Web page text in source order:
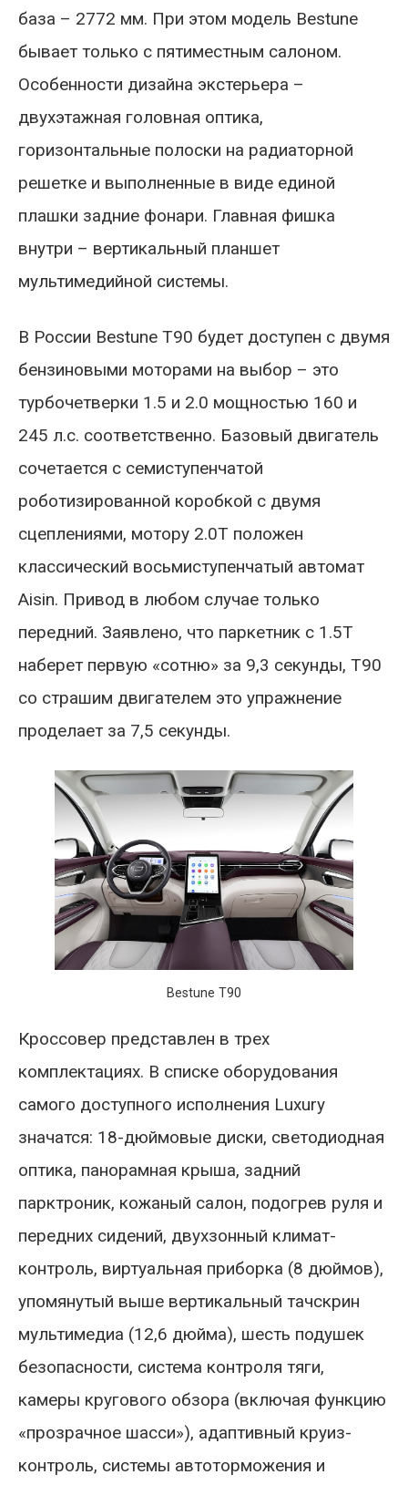
база – 2772 мм. При этом модель Bestune
бывает только с пятиместным салоном.
Особенности дизайна экстерьера –
двухэтажная головная оптика,
горизонтальные полоски на радиаторной
решетке и выполненные в виде единой
плашки задние фонари. Главная фишка
внутри – вертикальный планшет
мультимедийной системы.
В России Bestune T90 будет доступен с двумя
бензиновыми моторами на выбор – это
турбочетверки 1.5 и 2.0 мощностью 160 и
245 л.с. соответственно. Базовый двигатель
сочетается с семиступенчатой
роботизированной коробкой с двумя
сцеплениями, мотору 2.0T положен
классический восьмиступенчатый автомат
Aisin. Привод в любом случае только
передний. Заявлено, что паркетник с 1.5T
наберет первую «сотню» за 9,3 секунды, T90
со страшим двигателем это упражнение
проделает за 7,5 секунды.
Bestune T90
Кроссовер представлен в трех
комплектациях. В списке оборудования
самого доступного исполнения Luxury
значатся: 18-дюймовые диски, светодиодная
оптика, панорамная крыша, задний
парктроник, кожаный салон, подогрев руля и
передних сидений, двухзонный климат-
контроль, виртуальная приборка (8 дюймов),
упомянутый выше вертикальный тачскрин
мультимедиа (12,6 дюйма), шесть подушек
безопасности, система контроля тяги,
камеры кругового обзора (включая функцию
«прозрачное шасси»), адаптивный круиз-
контроль, системы автоторможения и